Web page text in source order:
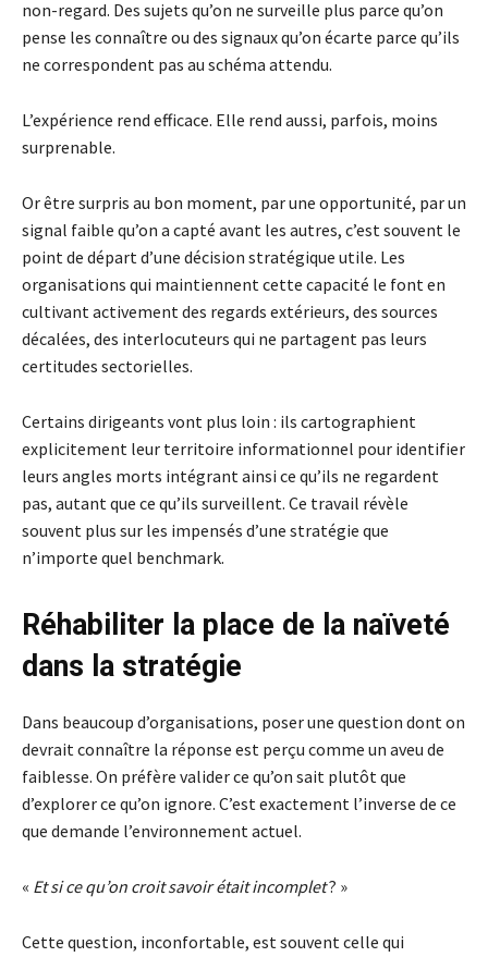
non-regard. Des sujets qu’on ne surveille plus parce qu’on
pense les connaître ou des signaux qu’on écarte parce qu’ils
ne correspondent pas au schéma attendu.
L’expérience rend efficace. Elle rend aussi, parfois, moins
surprenable.
Or être surpris au bon moment, par une opportunité, par un
signal faible qu’on a capté avant les autres, c’est souvent le
point de départ d’une décision stratégique utile. Les
organisations qui maintiennent cette capacité le font en
cultivant activement des regards extérieurs, des sources
décalées, des interlocuteurs qui ne partagent pas leurs
certitudes sectorielles.
Certains dirigeants vont plus loin : ils cartographient
explicitement leur territoire informationnel pour identifier
leurs angles morts intégrant ainsi ce qu’ils ne regardent
pas, autant que ce qu’ils surveillent. Ce travail révèle
souvent plus sur les impensés d’une stratégie que
n’importe quel benchmark.
Réhabiliter la place de la naïveté
dans la stratégie
Dans beaucoup d’organisations, poser une question dont on
devrait connaître la réponse est perçu comme un aveu de
faiblesse. On préfère valider ce qu’on sait plutôt que
d’explorer ce qu’on ignore. C’est exactement l’inverse de ce
que demande l’environnement actuel.
« Et si ce qu’on croit savoir était incomplet? »
Cette question, inconfortable, est souvent celle qui